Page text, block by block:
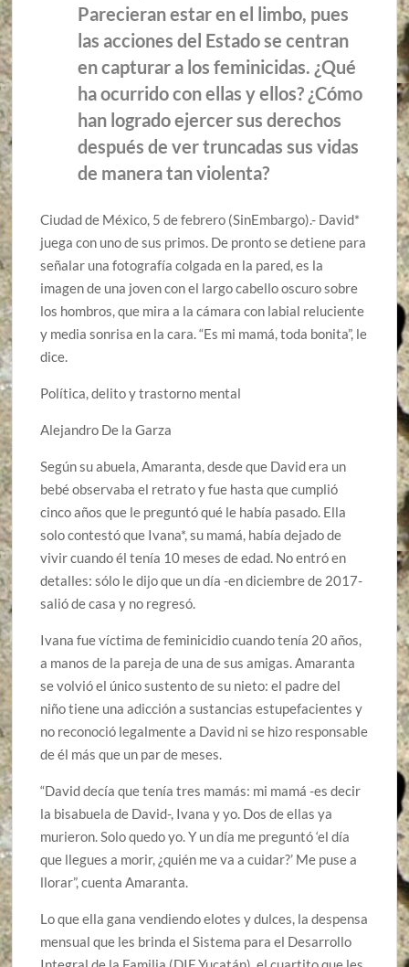
Parecieran estar en el limbo, pues
las acciones del Estado se centran
en capturar a los feminicidas. ¿Qué
ha ocurrido con ellas y ellos? ¿Cómo
han logrado ejercer sus derechos
después de ver truncadas sus vidas
de manera tan violenta?
Ciudad de México, 5 de febrero (SinEmbargo).- David*
juega con uno de sus primos. De pronto se detiene para
señalar una fotografía colgada en la pared, es la
imagen de una joven con el largo cabello oscuro sobre
los hombros, que mira a la cámara con labial reluciente
y media sonrisa en la cara. “Es mi mamá, toda bonita”, le
dice.
Política, delito y trastorno mental
Alejandro De la Garza
Según su abuela, Amaranta, desde que David era un
bebé observaba el retrato y fue hasta que cumplió
cinco años que le preguntó qué le había pasado. Ella
solo contestó que Ivana*, su mamá, había dejado de
vivir cuando él tenía 10 meses de edad. No entró en
detalles: sólo le dijo que un día -en diciembre de 2017-
salió de casa y no regresó.
Ivana fue víctima de feminicidio cuando tenía 20 años,
a manos de la pareja de una de sus amigas. Amaranta
se volvió el único sustento de su nieto: el padre del
niño tiene una adicción a sustancias estupefacientes y
no reconoció legalmente a David ni se hizo responsable
de él más que un par de meses.
“David decía que tenía tres mamás: mi mamá -es decir
la bisabuela de David-, Ivana y yo. Dos de ellas ya
murieron. Solo quedo yo. Y un día me preguntó ‘el día
que llegues a morir, ¿quién me va a cuidar?’ Me puse a
llorar”, cuenta Amaranta.
Lo que ella gana vendiendo elotes y dulces, la despensa
mensual que les brinda el Sistema para el Desarrollo